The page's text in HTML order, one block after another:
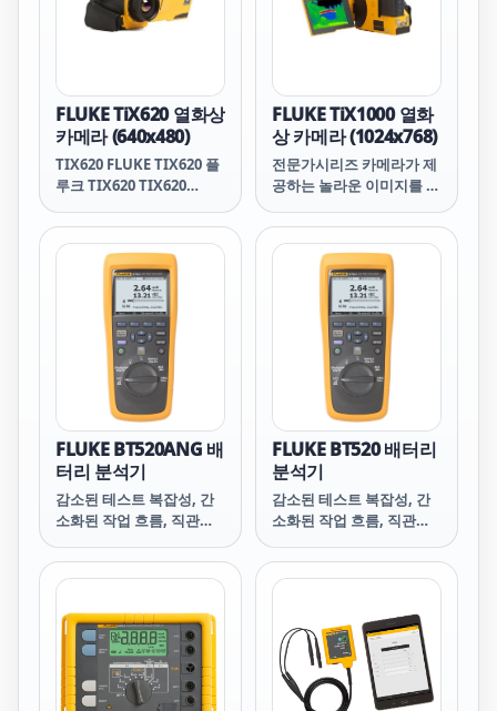
절연 테스터는 현재 동급
최고의 3년 품질 보증 및
제공할 뿐 아니라 IEEE 43-
2000에 지정된 전 범위의
테스트 전압으로 테스트를
수행할 수 있습니다. 측정
스토리지와 PC 인터페이스
를 갖춘 1550C는 잠재적인
장비 고장을 발생하기 전에
식별할 수 있도록 설계된
예방 또는 예측 유지보수
프로그램을 위한 완벽한 도
구입니다.
FLUKE TiX620 열화상
카메라 (640x480)
TIX620 FLUKE TIX620 플
루크 TIX620 TIX620
FLUKE TiX1000 열화
상 카메라 (1024x768)
전문가시리즈 카메라가 제
공하는 놀라운 이미지를 확
Fluke 열화상 이미지 중 가
장 뛰어난 이미지를 제공합
니다. 동영상 시청
FLUKE BT520ANG 배
터리 분석기
감소된 테스트 복잡성, 간
소화된 작업 흐름, 직관적
게 사용할 수 있는 새로운
수준의 배터리 테스트 환경
FLUKE BT520 배터리
분석기
감소된 테스트 복잡성, 간
소화된 작업 흐름, 직관적
게 사용할 수 있는 새로운
수준의 배터리 테스트 환경